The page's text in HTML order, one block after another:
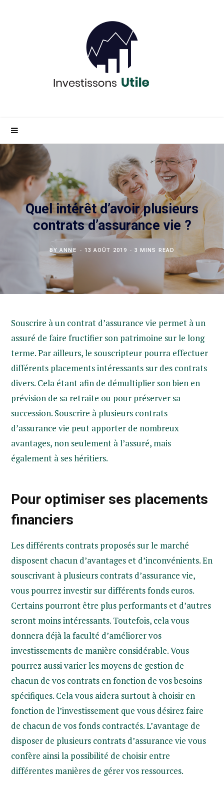
Quel intérêt d’avoir plusieurs
contrats d’assurance vie ?
BYANNE 13 AOÛT 2019 3 MINS READ
Souscrire à un contrat d’assurance vie permet à un
assuré de faire fructifier son patrimoine sur le long
terme. Par ailleurs, le souscripteur pourra effectuer
différents placements intéressants sur des contrats
divers. Cela étant afin de démultiplier son bien en
prévision de sa retraite ou pour préserver sa
succession. Souscrire à plusieurs contrats
d’assurance vie peut apporter de nombreux
avantages, non seulement à l’assuré, mais
également à ses héritiers.
Pour optimiser ses placements
financiers
Les différents contrats proposés sur le marché
disposent chacun d’avantages et d’inconvénients. En
souscrivant à plusieurs contrats d’assurance vie,
vous pourrez investir sur différents fonds euros.
Certains pourront être plus performants et d’autres
seront moins intéressants. Toutefois, cela vous
donnera déjà la faculté d’améliorer vos
investissements de manière considérable. Vous
pourrez aussi varier les moyens de gestion de
chacun de vos contrats en fonction de vos besoins
spécifiques. Cela vous aidera surtout à choisir en
fonction de l’investissement que vous désirez faire
de chacun de vos fonds contractés. L’avantage de
disposer de plusieurs contrats d’assurance vie vous
confère ainsi la possibilité de choisir entre
différentes manières de gérer vos ressources.